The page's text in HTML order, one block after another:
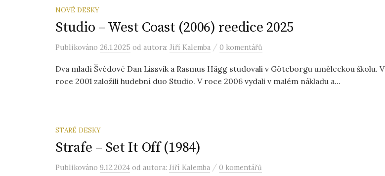
NOVÉ DESKY
Studio – West Coast (2006) reedice 2025
Publikováno 26.1.2025 od autora: Jiří Kalemba / 0 komentářů
Dva mladí Švédové Dan Lissvik a Rasmus Hägg studovali v Göteborgu uměleckou školu. V
roce 2001 založili hudební duo Studio. V roce 2006 vydali v malém nákladu a...
STARÉ DESKY
Strafe – Set It Off (1984)
Publikováno 9.12.2024 od autora: Jiří Kalemba / 0 komentářů